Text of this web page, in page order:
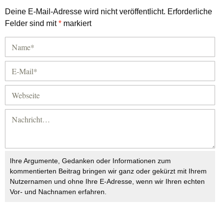
Deine E-Mail-Adresse wird nicht veröffentlicht. Erforderliche
Felder sind mit* markiert
Ihre Argumente, Gedanken oder Informationen zum
kommentierten Beitrag bringen wir ganz oder gekürzt mit Ihrem
Nutzernamen und ohne Ihre E-Adresse, wenn wir Ihren echten
Vor- und Nachnamen erfahren.